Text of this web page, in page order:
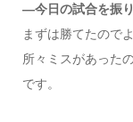
―今日の試合を振
まずは勝てたので
所々ミスがあった
です。